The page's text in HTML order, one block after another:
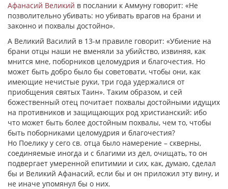
Афанасий Великий в послании к Аммуну говорит: «Не
позволительно убивать: но убивать врагов на брани и
законно и похвалы достойно».
А Великий Василий в 13-м правиле говорит: «Убиение на
брани отцы наши не вменяли за убийство, извиняя, как
мнится мне, поборников целомудрия и благочестия. Но
может быть добро было бы советовати, чтобы они, как
имеющие нечистые руки, три года удержалися от
приобщения святых Таин». Таким образом, и сей
божественный отец почитает похвалы достойными идущих
на противников и защищающих род христианский: ибо
что может быть более достойным похвалы, чем то, чтобы
быть поборниками целомудрия и благочестия?
Но Поелику у сего св. отца было намерение – скверны,
соединяемые иногда и с благими из дел, очищать, то он
подвергает умеренной епитимии и сих, как, думаю, сделал
бы и Великий Афанасий, если бы и он приложил эту вину, и
не иначе упомянул бы о них.